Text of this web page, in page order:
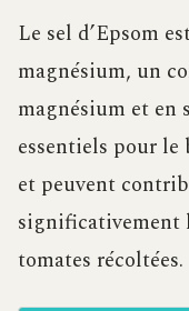
Le sel d’Epsom
magnésium, un
magnésium et en
essentiels pour le
et peuvent
significativement
tomates récoltées.